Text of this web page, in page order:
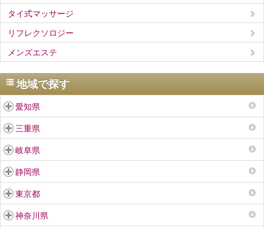
タイ式マッサージ
リフレクソロジー
メンズエステ
地域で探す
愛知県
三重県
岐阜県
静岡県
東京都
神奈川県